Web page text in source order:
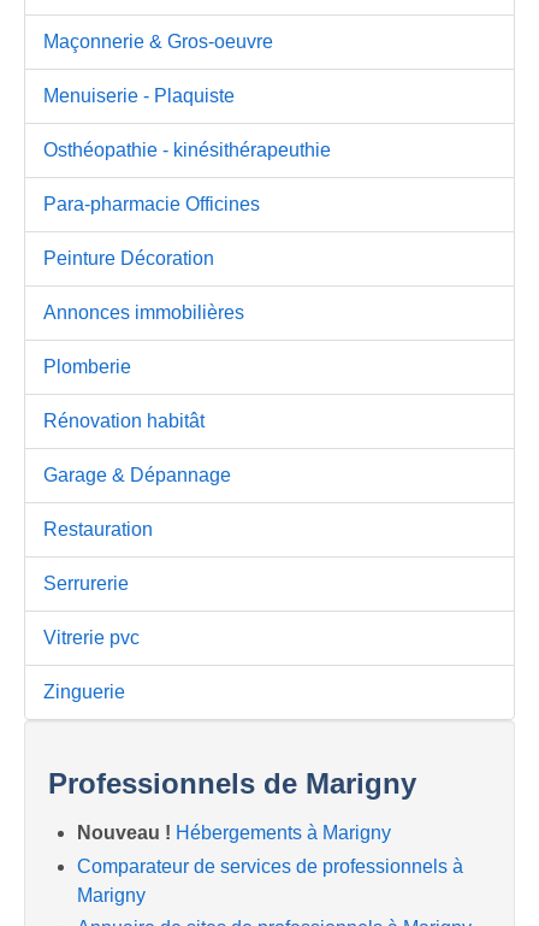
Maçonnerie & Gros-oeuvre
Menuiserie - Plaquiste
Osthéopathie - kinésithérapeuthie
Para-pharmacie Officines
Peinture Décoration
Annonces immobilières
Plomberie
Rénovation habitât
Garage & Dépannage
Restauration
Serrurerie
Vitrerie pvc
Zinguerie
Professionnels de Marigny
Nouveau ! Hébergements à Marigny
Comparateur de services de professionnels à
Marigny